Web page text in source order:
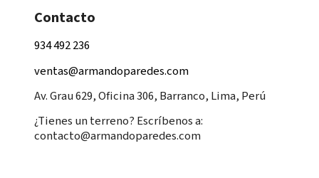
Contacto
934 492 236
ventas@armandoparedes.com
Av. Grau 629, Oficina 306, Barranco, Lima, Perú
¿Tienes un terreno? Escríbenos a:
contacto@armandoparedes.com